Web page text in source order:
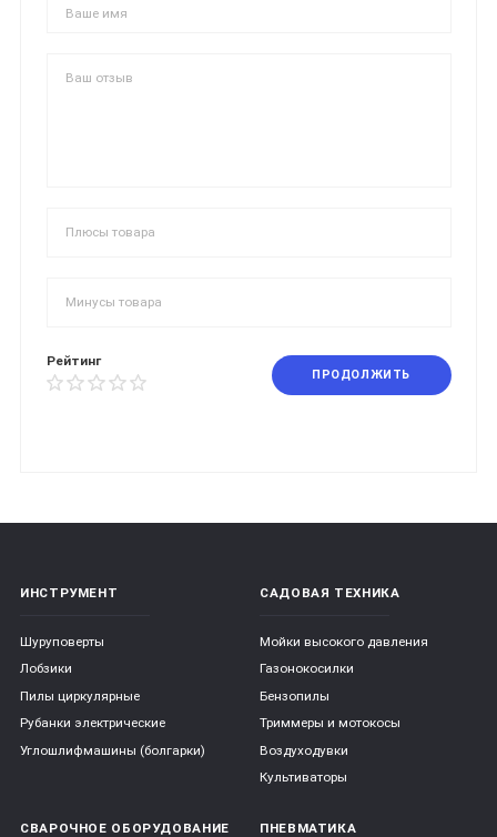
Рейтинг
ПРОДОЛЖИТЬ
ИНСТРУМЕНТ
Шуруповерты
Лобзики
Пилы циркулярные
Рубанки электрические
Углошлифмашины (болгарки)
САДОВАЯ ТЕХНИКА
Мойки высокого давления
Газонокосилки
Бензопилы
Триммеры и мотокосы
Воздуходувки
Культиваторы
СВАРОЧНОЕ ОБОРУДОВАНИЕ ПНЕВМАТИКА